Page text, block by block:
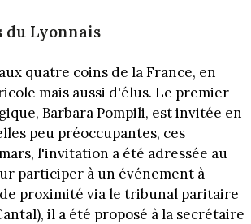
du Lyonnais
quatre coins de la France, en
mais aussi d'élus. Le premier
Barbara Pompili, est invitée en
peu préoccupantes, ces
l'invitation a été adressée au
participer à un événement à
proximité via le tribunal paritaire
il a été proposé à la secrétaire